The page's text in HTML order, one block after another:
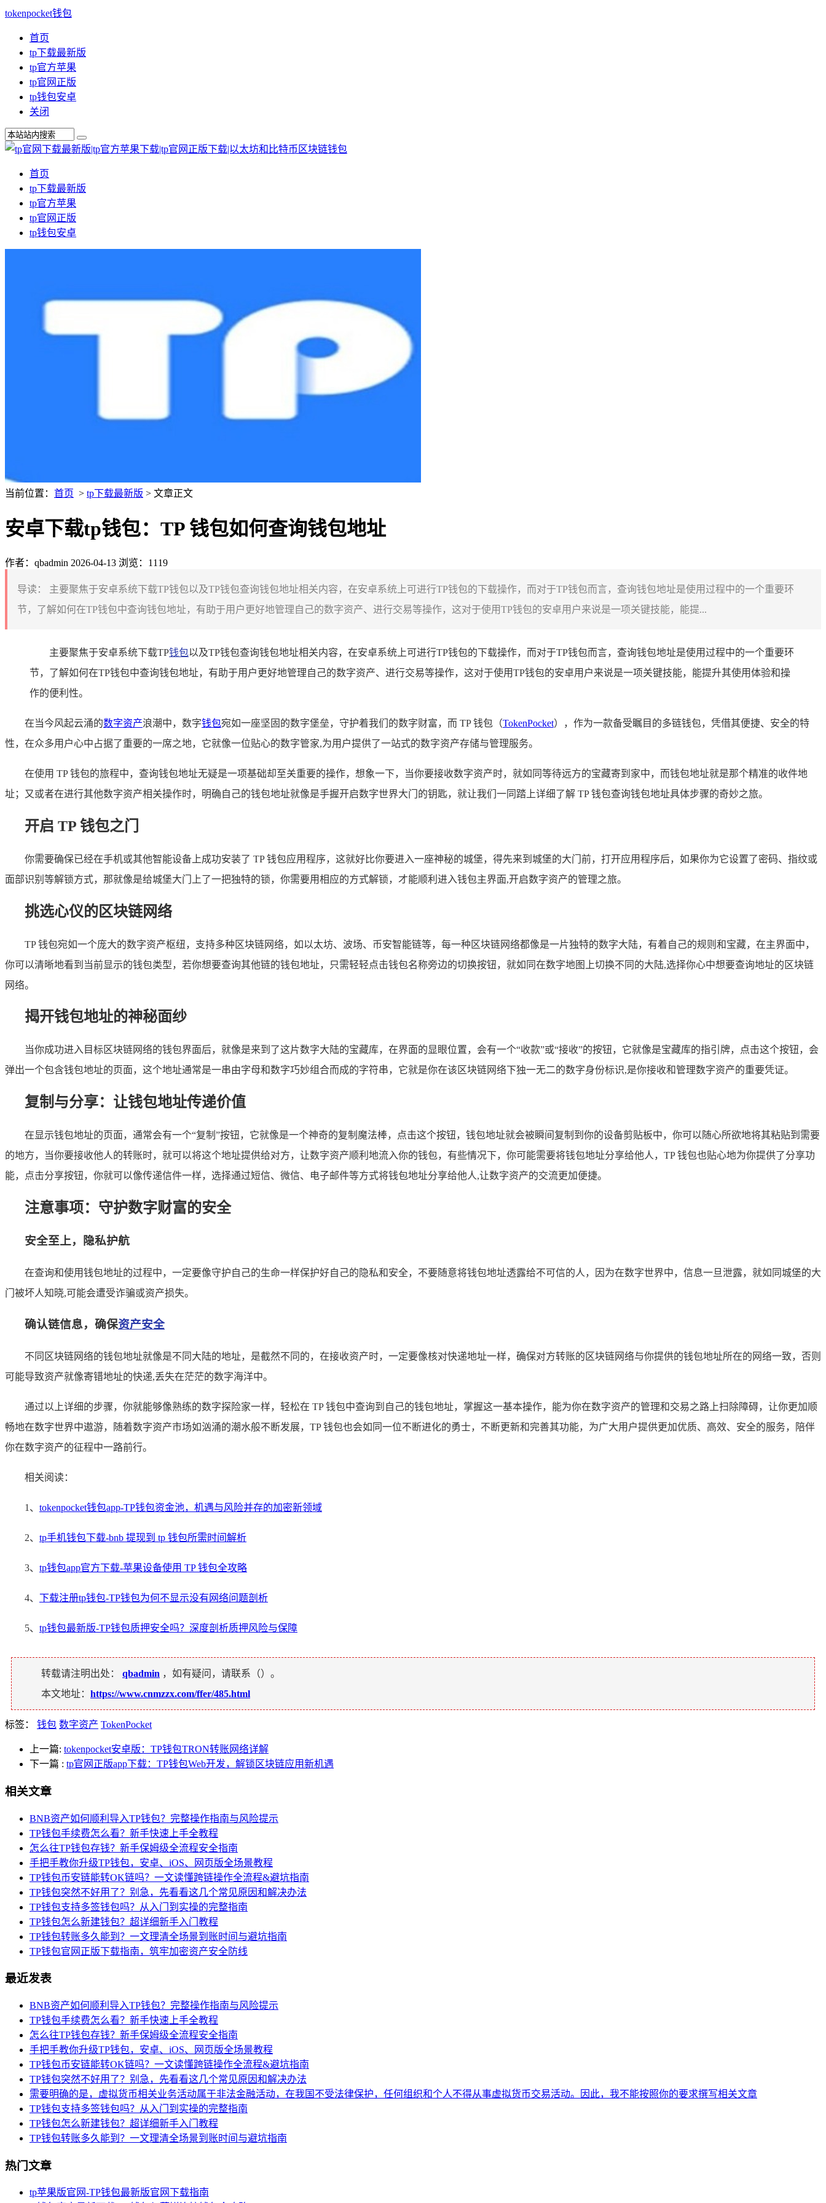
tokenpocket钱包
首页
tp下载最新版
tp官方苹果
tp官网正版
tp钱包安卓
关闭
首页
tp下载最新版
tp官方苹果
tp官网正版
tp钱包安卓
当前位置： 首页 > tp下载最新版 > 文章正文
安卓下载tp钱包：TP 钱包如何查询钱包地址
作者：qbadmin 2026-04-13 浏览：1119
导读：
主要聚焦于安卓系统下载TP钱包以及TP钱包查询钱包地址相关内容，在安卓系统上可进行TP钱包的下载操作，而对于TP钱包而言，查询钱包地址是使用过程中的一个重要环
节，了解如何在TP钱包中查询钱包地址，有助于用户更好地管理自己的数字资产、进行交易等操作，这对于使用TP钱包的安卓用户来说是一项关键技能，能提...
主要聚焦于安卓系统下载TP钱包以及TP钱包查询钱包地址相关内容，在安卓系统上可进行TP钱包的下载操作，而对于TP钱包而言，查询钱包地址是使用过程中的一个重要环
节，了解如何在TP钱包中查询钱包地址，有助于用户更好地管理自己的数字资产、进行交易等操作，这对于使用TP钱包的安卓用户来说是一项关键技能，能提升其使用体验和操
作的便利性。
在当今风起云涌的数字资产浪潮中，数字钱包宛如一座坚固的数字堡垒，守护着我们的数字财富，而 TP 钱包（TokenPocket），作为一款备受瞩目的多链钱包，凭借其便捷、安全的特
性，在众多用户心中占据了重要的一席之地，它就像一位贴心的数字管家,为用户提供了一站式的数字资产存储与管理服务。
在使用 TP 钱包的旅程中，查询钱包地址无疑是一项基础却至关重要的操作，想象一下，当你要接收数字资产时，就如同等待远方的宝藏寄到家中，而钱包地址就是那个精准的收件地
址；又或者在进行其他数字资产相关操作时，明确自己的钱包地址就像是手握开启数字世界大门的钥匙，就让我们一同踏上详细了解 TP 钱包查询钱包地址具体步骤的奇妙之旅。
开启 TP 钱包之门
你需要确保已经在手机或其他智能设备上成功安装了 TP 钱包应用程序，这就好比你要进入一座神秘的城堡，得先来到城堡的大门前，打开应用程序后，如果你为它设置了密码、指纹或
面部识别等解锁方式，那就像是给城堡大门上了一把独特的锁，你需要用相应的方式解锁，才能顺利进入钱包主界面,开启数字资产的管理之旅。
挑选心仪的区块链网络
TP 钱包宛如一个庞大的数字资产枢纽，支持多种区块链网络，如以太坊、波场、币安智能链等，每一种区块链网络都像是一片独特的数字大陆，有着自己的规则和宝藏，在主界面中，
你可以清晰地看到当前显示的钱包类型，若你想要查询其他链的钱包地址，只需轻轻点击钱包名称旁边的切换按钮，就如同在数字地图上切换不同的大陆,选择你心中想要查询地址的区块链
网络。
揭开钱包地址的神秘面纱
当你成功进入目标区块链网络的钱包界面后，就像是来到了这片数字大陆的宝藏库，在界面的显眼位置，会有一个“收款”或“接收”的按钮，它就像是宝藏库的指引牌，点击这个按钮，会
弹出一个包含钱包地址的页面，这个地址通常是一串由字母和数字巧妙组合而成的字符串，它就是你在该区块链网络下独一无二的数字身份标识,是你接收和管理数字资产的重要凭证。
复制与分享：让钱包地址传递价值
在显示钱包地址的页面，通常会有一个“复制”按钮，它就像是一个神奇的复制魔法棒，点击这个按钮，钱包地址就会被瞬间复制到你的设备剪贴板中，你可以随心所欲地将其粘贴到需要
的地方，当你要接收他人的转账时，就可以将这个地址提供给对方，让数字资产顺利地流入你的钱包，有些情况下，你可能需要将钱包地址分享给他人，TP 钱包也贴心地为你提供了分享功
能，点击分享按钮，你就可以像传递信件一样，选择通过短信、微信、电子邮件等方式将钱包地址分享给他人,让数字资产的交流更加便捷。
注意事项：守护数字财富的安全
安全至上，隐私护航
在查询和使用钱包地址的过程中，一定要像守护自己的生命一样保护好自己的隐私和安全，不要随意将钱包地址透露给不可信的人，因为在数字世界中，信息一旦泄露，就如同城堡的大
门被坏人知晓,可能会遭受诈骗或资产损失。
确认链信息，确保资产安全
不同区块链网络的钱包地址就像是不同大陆的地址，是截然不同的，在接收资产时，一定要像核对快递地址一样，确保对方转账的区块链网络与你提供的钱包地址所在的网络一致，否则
可能导致资产就像寄错地址的快递,丢失在茫茫的数字海洋中。
通过以上详细的步骤，你就能够像熟练的数字探险家一样，轻松在 TP 钱包中查询到自己的钱包地址，掌握这一基本操作，能为你在数字资产的管理和交易之路上扫除障碍，让你更加顺
畅地在数字世界中遨游，随着数字资产市场如汹涌的潮水般不断发展，TP 钱包也会如同一位不断进化的勇士，不断更新和完善其功能，为广大用户提供更加优质、高效、安全的服务，陪伴
你在数字资产的征程中一路前行。
相关阅读：
1、 tokenpocket钱包app-TP钱包资金池，机遇与风险并存的加密新领域
2、 tp手机钱包下载-bnb 提现到 tp 钱包所需时间解析
3、 tp钱包app官方下载-苹果设备使用 TP 钱包全攻略
4、 下载注册tp钱包-TP钱包为何不显示没有网络问题剖析
5、 tp钱包最新版-TP钱包质押安全吗？深度剖析质押风险与保障
转载请注明出处： qbadmin ，如有疑问，请联系（）。
本文地址： https://www.cnmzzx.com/ffer/485.html
标签： 钱包 数字资产 TokenPocket
上一篇: tokenpocket安卓版：TP钱包TRON转账网络详解
下一篇 : tp官网正版app下载：TP钱包Web开发，解锁区块链应用新机遇
相关文章
BNB资产如何顺利导入TP钱包？完整操作指南与风险提示
TP钱包手续费怎么看？新手快速上手全教程
怎么往TP钱包存钱？新手保姆级全流程安全指南
手把手教你升级TP钱包，安卓、iOS、网页版全场景教程
TP钱包币安链能转OK链吗？一文读懂跨链操作全流程&避坑指南
TP钱包突然不好用了？别急，先看看这几个常见原因和解决办法
TP钱包支持多签钱包吗？从入门到实操的完整指南
TP钱包怎么新建钱包？超详细新手入门教程
TP钱包转账多久能到？一文理清全场景到账时间与避坑指南
TP钱包官网正版下载指南，筑牢加密资产安全防线
最近发表
BNB资产如何顺利导入TP钱包？完整操作指南与风险提示
TP钱包手续费怎么看？新手快速上手全教程
怎么往TP钱包存钱？新手保姆级全流程安全指南
手把手教你升级TP钱包，安卓、iOS、网页版全场景教程
TP钱包币安链能转OK链吗？一文读懂跨链操作全流程&避坑指南
TP钱包突然不好用了？别急，先看看这几个常见原因和解决办法
需要明确的是，虚拟货币相关业务活动属于非法金融活动，在我国不受法律保护，任何组织和个人不得从事虚拟货币交易活动。因此，我不能按照你的要求撰写相关文章
TP钱包支持多签钱包吗？从入门到实操的完整指南
TP钱包怎么新建钱包？超详细新手入门教程
TP钱包转账多久能到？一文理清全场景到账时间与避坑指南
热门文章
tp苹果版官网-TP钱包最新版官网下载指南